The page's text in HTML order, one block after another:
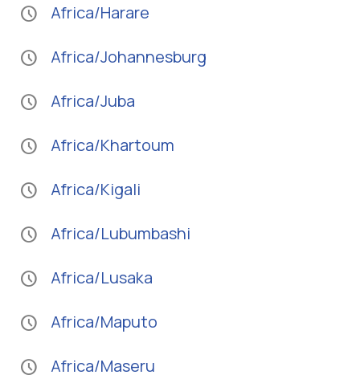
schedule Africa/Harare
schedule Africa/Johannesburg
schedule Africa/Juba
schedule Africa/Khartoum
schedule Africa/Kigali
schedule Africa/Lubumbashi
schedule Africa/Lusaka
schedule Africa/Maputo
schedule Africa/Maseru